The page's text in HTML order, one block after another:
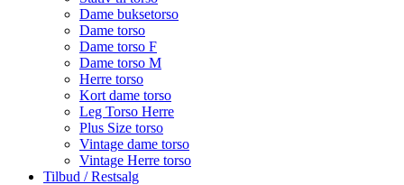
Dame buksetorso
Dame torso
Dame torso F
Dame torso M
Herre torso
Kort dame torso
Leg Torso Herre
Plus Size torso
Vintage dame torso
Vintage Herre torso
Tilbud / Restsalg